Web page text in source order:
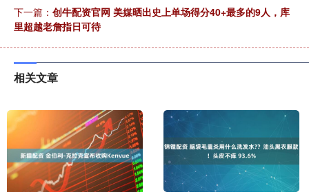
下一篇： 创牛配资官网 美媒晒出史上单场得分40+最多的9人，库
里超越老詹指日可待
相关文章